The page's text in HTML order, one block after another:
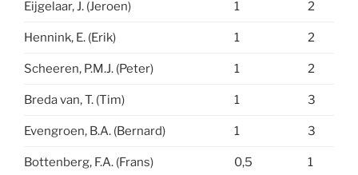
Eijgelaar, J. (Jeroen) 1 2
Hennink, E. (Erik) 1 2
Scheeren, P.M.J. (Peter) 1 2
Breda van, T. (Tim) 1 3
Evengroen, B.A. (Bernard) 1 3
Bottenberg, F.A. (Frans) 0,5 1